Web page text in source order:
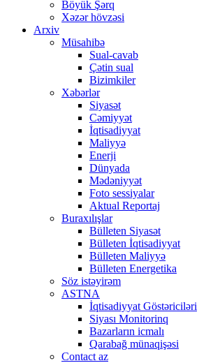
Böyük Şərq
Xəzər hövzəsi
Arxiv
Müsahibə
Sual-cavab
Çətin sual
Bizimkiler
Xəbərlər
Siyasət
Cəmiyyət
İqtisadiyyat
Maliyyə
Enerji
Dünyada
Mədəniyyət
Foto sessiyalar
Aktual Reportaj
Buraxılışlar
Bülleten Siyasət
Bülleten İqtisadiyyat
Bülleten Maliyyə
Bülleten Energetika
Söz istəyirəm
ASTNA
İqtisadiyyat Göstəriciləri
Siyası Monitorinq
Bazarların icmalı
Qarabağ münaqişəsi
Contact az